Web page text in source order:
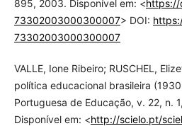
895, 2003. Disponível em: <https://
73302003000300007> DOI:
73302003000300007
VALLE, Ione Ribeiro; RUSCHEL,
política educacional brasileira
Portuguesa de Educação, v. 22, n.
Disponível em: <http://scielo.pt/